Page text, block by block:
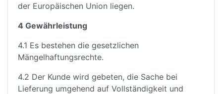
der Europäischen Union liegen.
4 Gewährleistung
4.1 Es bestehen die gesetzlichen
Mängelhaftungsrechte.
4.2 Der Kunde wird gebeten, die Sache bei
Lieferung umgehend auf Vollständigkeit und